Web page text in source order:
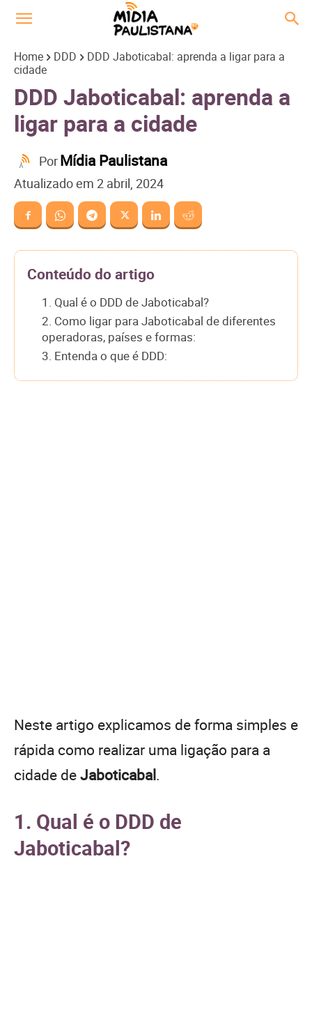
Home DDD
DDD Jaboticabal: aprenda a ligar para a
cidade
DDD Jaboticabal: aprenda a
ligar para a cidade
PorMídia Paulistana
Atualizado em 2 abril, 2024
Conteúdo do artigo
1. Qual é o DDD de Jaboticabal?
2. Como ligar para Jaboticabal de diferentes
operadoras, países e formas:
3. Entenda o que é DDD:
Neste artigo explicamos de forma simples e
rápida como realizar uma ligação para a
cidade deJaboticabal.
1. Qual é o DDD de
Jaboticabal?